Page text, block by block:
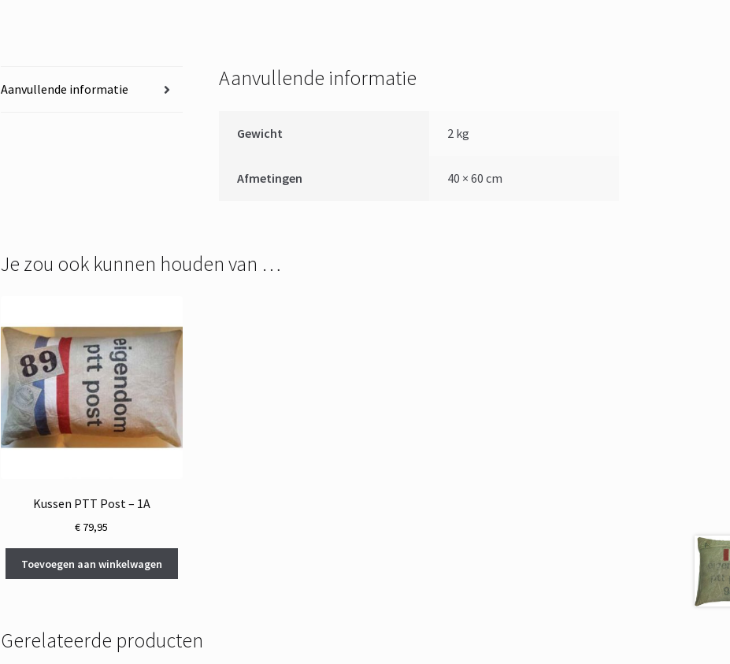
Aanvullende informatie Aanvullende informatie
Gewicht 2 kg
Afmetingen 40 × 60 cm
Je zou ook kunnen houden van …
Kussen PTT Post – 1A
€ 79,95
Toevoegen aan winkelwagen
Gerelateerde producten